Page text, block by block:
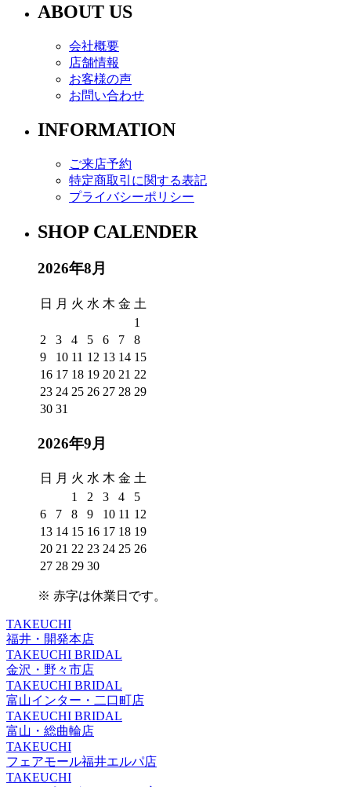
ABOUT US
会社概要
店舗情報
お客様の声
お問い合わせ
INFORMATION
ご来店予約
特定商取引に関する表記
プライバシーポリシー
SHOP CALENDER
2026年8月
日 月 火 水 木 金 土
1
2
3 4 5 6 7
8
9
10 11 12 13 14 15
16 17 18 19 20 21 22
23 24 25 26 27 28 29
30 31
2026年9月
日 月 火 水 木 金 土
1
2 3 4
5
6
7 8 9 10 11 12
13 14 15 16 17 18 19
20 21 22 23 24 25 26
27 28 29 30
※ 赤字は休業日 です。
TAKEUCHI
福井・開発本店
TAKEUCHI BRIDAL
金沢・野々市店
TAKEUCHI BRIDAL
富山インター・二口町店
TAKEUCHI BRIDAL
富山・総曲輪店
TAKEUCHI
フェアモール福井エルパ店
TAKEUCHI